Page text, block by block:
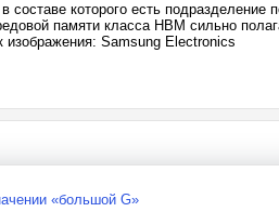
составе которого есть подразделение
памяти класса HBM сильно
изображения: Samsung Electronics
«большой G»